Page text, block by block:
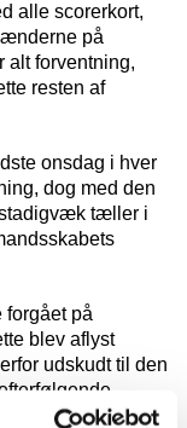
alle scorerkort,
på
alt forventning,
resten af
onsdag i hver
dog med den
tæller i
forgået på
blev aflyst
udskudt til den
opfattelse